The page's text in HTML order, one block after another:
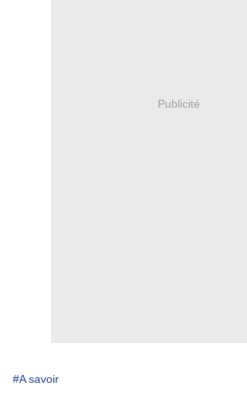
Publicité
#A savoir